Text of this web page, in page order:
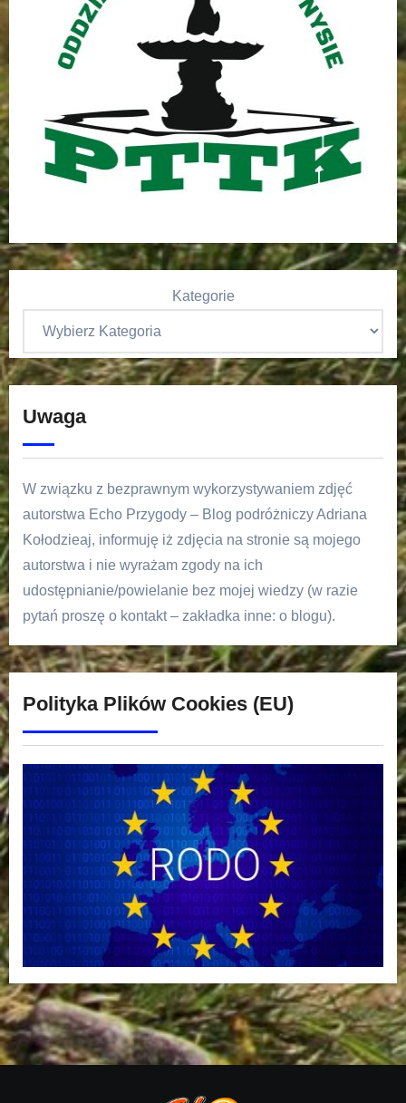
Kategorie
Uwaga
W związku z bezprawnym wykorzystywaniem zdjęć
autorstwa Echo Przygody – Blog podróżniczy Adriana
Kołodzieaj, informuję iż zdjęcia na stronie są mojego
autorstwa i nie wyrażam zgody na ich
udostępnianie/powielanie bez mojej wiedzy (w razie
pytań proszę o kontakt – zakładka inne: o blogu).
Polityka Plików Cookies (EU)